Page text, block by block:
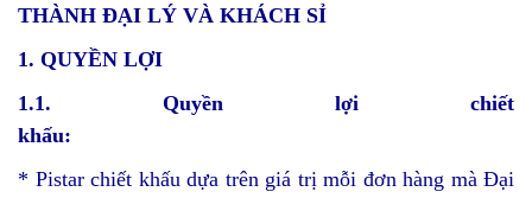
THÀNH ĐẠI LÝ VÀ KHÁCH SỈ
1. QUYỀN LỢI
1.1. Quyền lợi chiết
khấu:
* Pistar chiết khấu dựa trên giá trị mỗi đơn hàng mà Đại